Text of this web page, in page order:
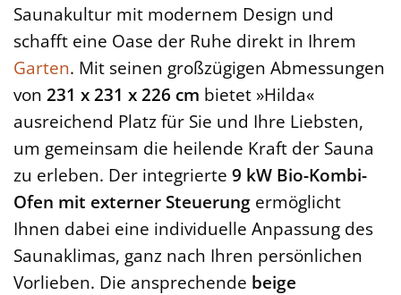
Saunakultur mit modernem Design und
schafft eine Oase der Ruhe direkt in Ihrem
Garten. Mit seinen großzügigen Abmessungen
von 231 x 231 x 226 cm bietet »Hilda«
ausreichend Platz für Sie und Ihre Liebsten,
um gemeinsam die heilende Kraft der Sauna
zu erleben. Der integrierte 9 kW Bio-Kombi-
Ofen mit externer Steuerung ermöglicht
Ihnen dabei eine individuelle Anpassung des
Saunaklimas, ganz nach Ihren persönlichen
Vorlieben. Die ansprechende beige